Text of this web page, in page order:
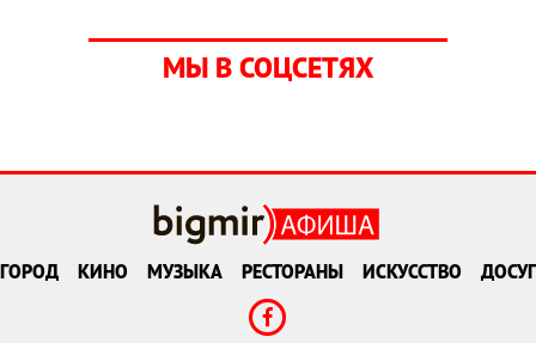
МЫ В СОЦСЕТЯХ
ГОРОД КИНО МУЗЫКА РЕСТОРАНЫ ИСКУССТВО ДОСУГ